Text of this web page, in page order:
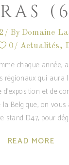
By Domaine
0 Actualités,
chaque année,
régionaux qui
d'exposition et de
Belgique, on
stand D47, pour
READ MORE